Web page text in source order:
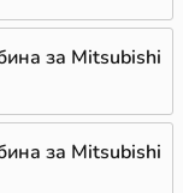
за Mitsubishi
за Mitsubishi